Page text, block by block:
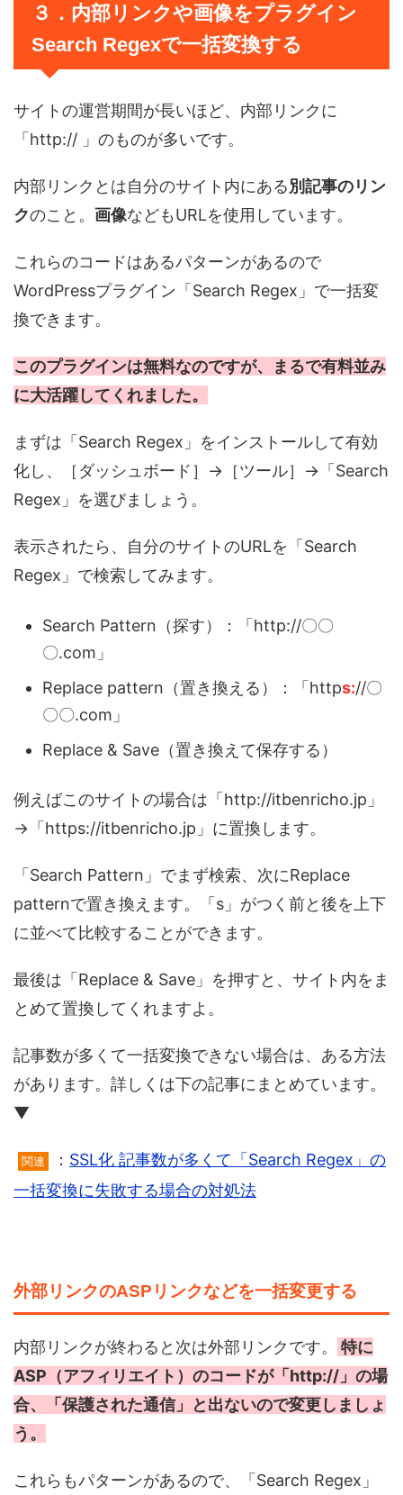
３．内部リンクや画像をプラグイン
Search Regexで一括変換する
サイトの運営期間が長いほど、内部リンクに
「http:// 」のものが多いです。
内部リンクとは自分のサイト内にある別記事のリン
クのこと。 画像などもURLを使用しています。
これらのコードはあるパターンがあるので
WordPressプラグイン「Search Regex」で一括変
換できます。
このプラグインは無料なのですが、まるで有料並み
に大活躍してくれました。
まずは「Search Regex」をインストールして有効
化し、［ダッシュボード］→［ツール］→「Search
Regex」を選びましょう。
表示されたら、自分のサイトのURLを「Search
Regex」で検索してみます。
Search Pattern（探す）：「http://〇〇
〇.com」
Replace pattern（置き換える）：「https://〇
〇〇.com」
Replace & Save（置き換えて保存する）
例えばこのサイトの場合は「http://itbenricho.jp」
→「https://itbenricho.jp」に置換します。
「Search Pattern」でまず検索、次にReplace
patternで置き換えます。「s」がつく前と後を上下
に並べて比較することができます。
最後は「Replace & Save」を押すと、サイト内をま
とめて置換してくれますよ。
記事数が多くて一括変換できない場合は、ある方法
があります。詳しくは下の記事にまとめています。
▼
関連 ： SSL化 記事数が多くて「Search Regex」の
一括変換に失敗する場合の対処法
外部リンクのASPリンクなどを一括変更する
内部リンクが終わると次は外部リンクです。
特に
ASP（アフィリエイト）のコードが「http://」の場
合、「保護された通信」と出ないので変更しましょ
う。
これらもパターンがあるので、「Search Regex」